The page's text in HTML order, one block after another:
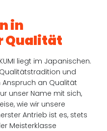
in
Qualität
liegt im Japanischen.
und
Anspruch an Qualität
unser Name mit sich,
wie wir unsere
Antrieb ist es, stets
Meisterklasse